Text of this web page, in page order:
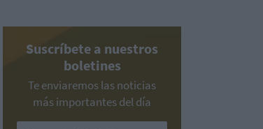
Suscríbete a nuestros
boletines
Te enviaremos las noticias
más importantes del día